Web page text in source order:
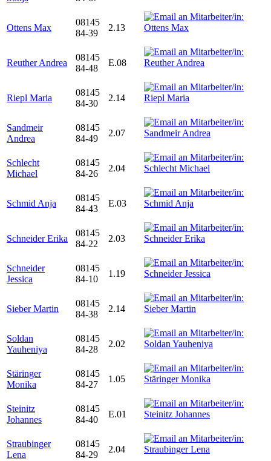
Ottens Max
08145
84-39
2.13
Reuther Andrea
08145
84-48
E.08
Riepl Maria
08145
84-30
2.14
Sandmeir
Andrea
08145
84-49
2.07
Schlecht
Michael
08145
84-26
2.04
Schmid Anja
08145
84-43
E.03
Schneider Erika
08145
84-22
2.03
Schneider
Jessica
08145
84-10
1.19
Sieber Martin
08145
84-38
2.14
Soldan
Yauheniya
08145
84-28
2.02
Stäringer
Monika
08145
84-27
1.05
Steinitz
Johannes
08145
84-40
E.01
Straubinger
Lena
08145
84-29
2.04